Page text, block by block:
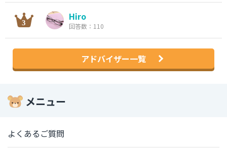
Hiro
回答数：110
アドバイザー一覧
メニュー
よくあるご質問